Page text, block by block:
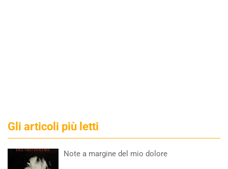
Gli articoli più letti
Note a margine del mio dolore